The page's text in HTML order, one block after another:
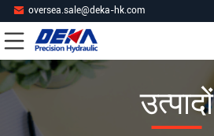
oversea.sale@deka-hk.com
उत्पादों